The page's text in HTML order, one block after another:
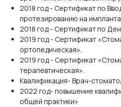
2018 год - Сертификат по
протезированию на
2018 год - Сертификат по
2019 год - Сертификат
ортопедическая».
2019 год - Сертификат
терапевтическая».
Квалификация- Врач-
2022 год- повышение
общей практики»